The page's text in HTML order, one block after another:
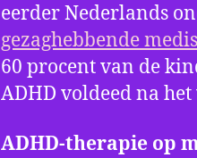
eerder Nederlands
gezaghebbende
60 procent van de
ADHD voldeed na
ADHD-therapie op